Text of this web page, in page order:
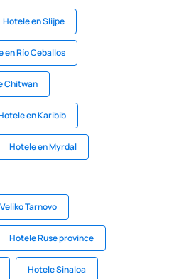
Hotele en Slijpe
en Río Ceballos
Chitwan
en Karibib
Hotele en Myrdal
Tarnovo
Hotele Ruse province
Hotele Sinaloa